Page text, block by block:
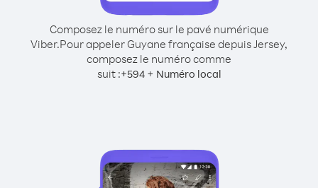
Composez le numéro sur le pavé numérique
Viber.Pour appeler Guyane française depuis Jersey,
composez le numéro comme
suit :+594+ Numéro local